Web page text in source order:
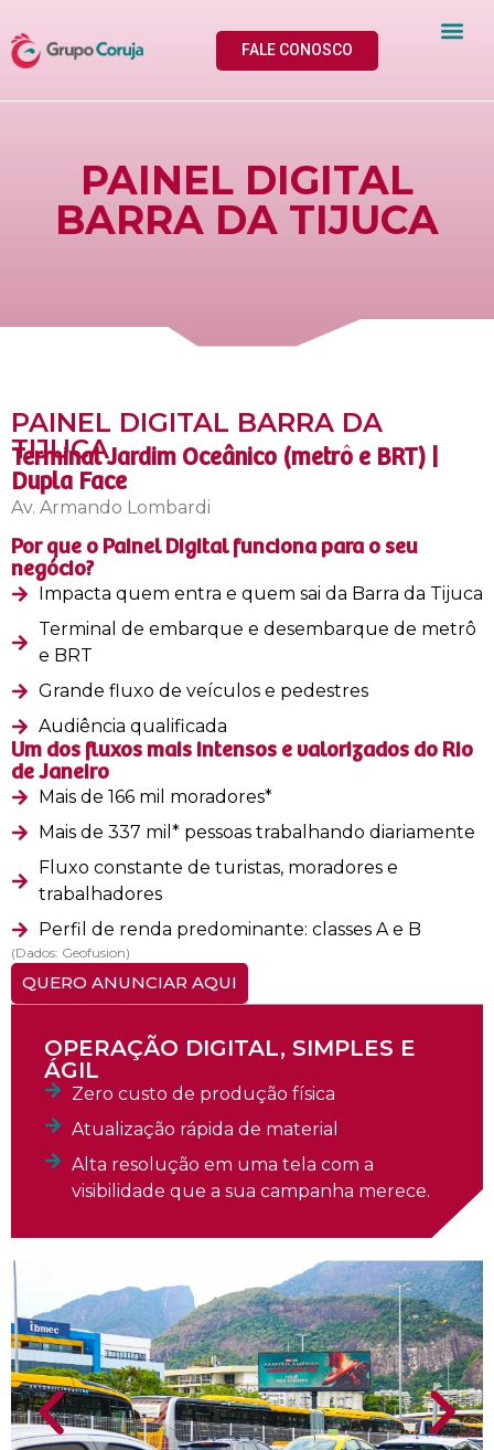
FALE CONOSCO
PAINEL DIGITAL
BARRA DA TIJUCA
PAINEL DIGITAL BARRA DA
TIJUCA
Terminal Jardim Oceânico (metrô e BRT) |
Dupla Face
Av. Armando Lombardi
Por que o Painel Digital funciona para o seu
negócio?
Impacta quem entra e quem sai da Barra da Tijuca
Terminal de embarque e desembarque de metrô
e BRT
Grande fluxo de veículos e pedestres
Audiência qualificada
Um dos fluxos mais intensos e valorizados do Rio
de Janeiro
Mais de 166 mil moradores*
Mais de 337 mil* pessoas trabalhando diariamente
Fluxo constante de turistas, moradores e
trabalhadores
Perfil de renda predominante: classes A e B
(Dados: Geofusion)
QUERO ANUNCIAR AQUI
OPERAÇÃO DIGITAL, SIMPLES E
ÁGIL
Zero custo de produção física
Atualização rápida de material
Alta resolução em uma tela com a
visibilidade que a sua campanha merece.